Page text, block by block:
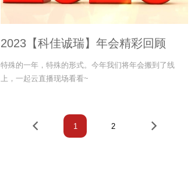
2023【科佳诚瑞】年会精彩回顾
特殊的一年，特殊的形式。今年我们将年会搬到了线
上，一起云直播现场看看~
1 2